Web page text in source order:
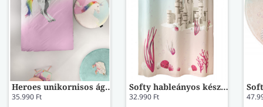
Heroes unikornisos ágynemű
35.990 Ft
Softy hableányos készfüggöny
32.990 Ft